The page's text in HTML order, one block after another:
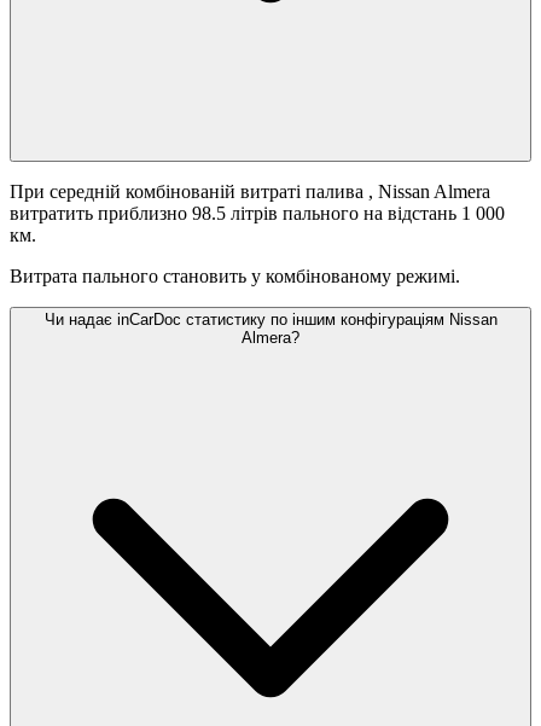
При середній комбінованій витраті палива , Nissan Almera
витратить приблизно 98.5 літрів пального на відстань 1 000
км.
Витрата пального становить у комбінованому режимі.
Чи надає inCarDoc статистику по іншим конфігураціям Nissan
Almera?